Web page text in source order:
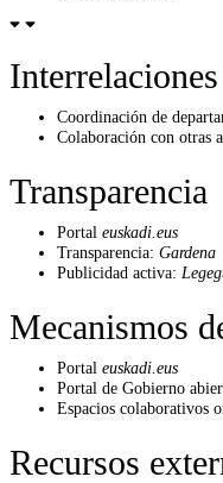
Interrelaciones
Coordinación de
Colaboración con otras
Transparencia
Portal euskadi.eus
Transparencia: Gardena
Publicidad activa:
Mecanismos
Portal euskadi.eus
Portal de Gobierno
Espacios colaborativos
Recursos